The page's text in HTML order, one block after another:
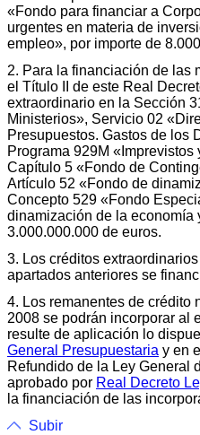
«Fondo para financiar a
urgentes en materia de
empleo», por importe de
2. Para la financiación de las
el Título II de este Real
extraordinario en la Sección
Ministerios», Servicio 02
Presupuestos. Gastos de los
Programa 929M
Capítulo 5 «Fondo de
Artículo 52 «Fondo de
Concepto 529 «Fondo
dinamización de la economía
3.000.000.000 de euros.
3. Los créditos
apartados anteriores se
4. Los remanentes de crédito
2008 se podrán incorporar al
resulte de aplicación lo
General Presupuestaria y en
Refundido de la Ley General
aprobado por Real Decreto
la financiación de las
Subir